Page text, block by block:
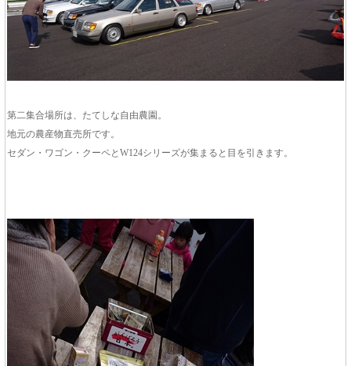
第二集合場所は、たてしな自由農園。
地元の農産物直売所です。
セダン・ワゴン・クーペとW124シリーズが集まると目を引きます。